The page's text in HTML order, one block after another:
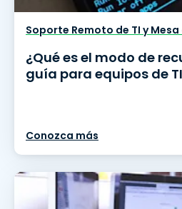
Soporte Remoto de TI y Mesa
¿Qué es el modo de
guía para equipos de TI
Conozca más